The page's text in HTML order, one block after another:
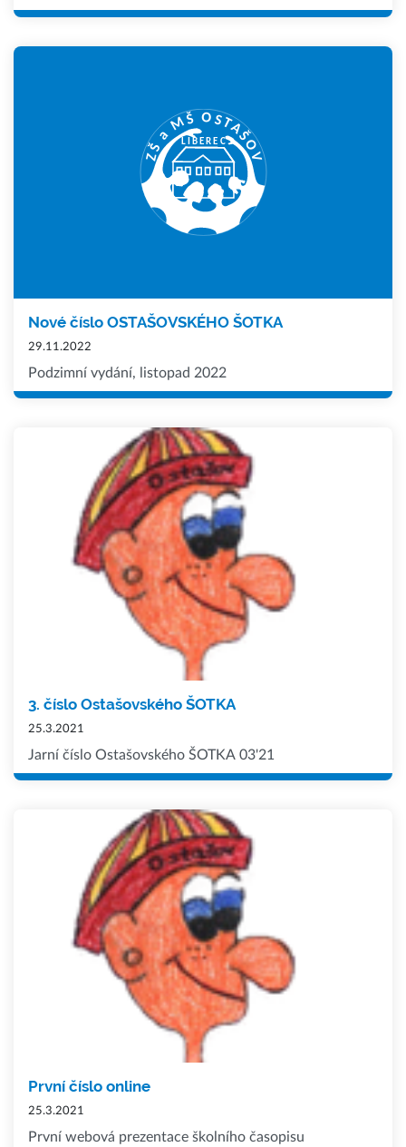
Nové číslo OSTAŠOVSKÉHO ŠOTKA
29.11.2022
Podzimní vydání, listopad 2022
3. číslo Ostašovského ŠOTKA
25.3.2021
Jarní číslo Ostašovského ŠOTKA 03'21
První číslo online
25.3.2021
První webová prezentace školního časopisu